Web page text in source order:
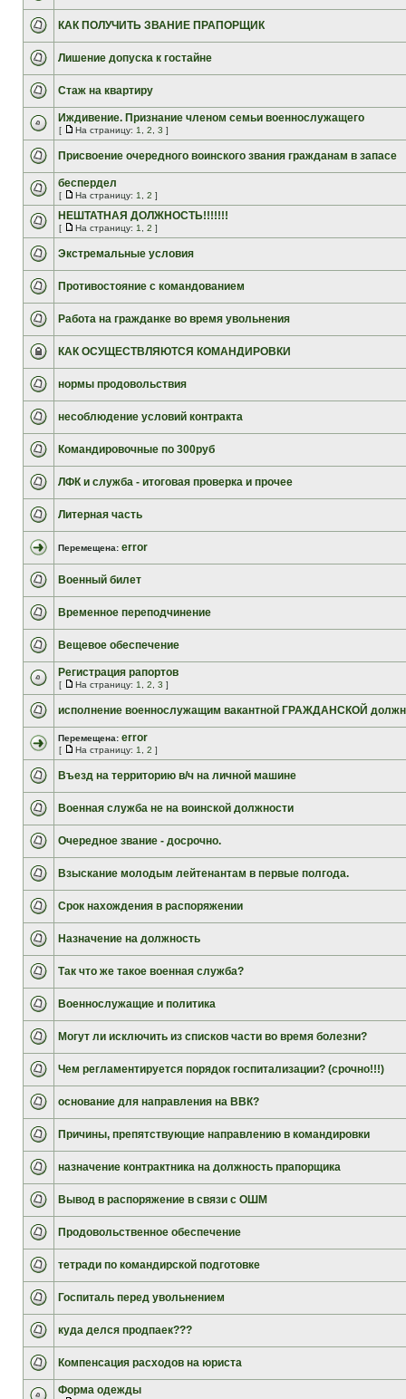
КАК ПОЛУЧИТЬ ЗВАНИЕ ПРАПОРЩИК
Лишение допуска к гостайне
Стаж на квартиру
Иждивение. Признание членом семьи военнослужащего
[ На страницу: 1 2 3 ]
Присвоение очередного воинского звания гражданам в запасе
беспердел
[ На страницу: 1 2 ]
НЕШТАТНАЯ ДОЛЖНОСТЬ!!!!!!!
[ На страницу: 1 2 ]
Экстремальные условия
Противостояние с командованием
Работа на гражданке во время увольнения
КАК ОСУЩЕСТВЛЯЮТСЯ КОМАНДИРОВКИ
нормы продовольствия
несоблюдение условий контракта
Командировочные по 300руб
ЛФК и служба - итоговая проверка и прочее
Литерная часть
Перемещена: error
Военный билет
Временное переподчинение
Вещевое обеспечение
Регистрация рапортов
[ На страницу: 1 2 3 ]
исполнение военнослужащим вакантной ГРАЖДАНСКОЙ
Перемещена: error
[ На страницу: 1 2 ]
Въезд на территорию в/ч на личной машине
Военная служба не на воинской должности
Очередное звание - досрочно.
Взыскание молодым лейтенантам в первые полгода.
Срок нахождения в распоряжении
Назначение на должность
Так что же такое военная служба?
Военнослужащие и политика
Могут ли исключить из списков части во время болезни?
Чем регламентируется порядок госпитализации? (срочно!!!)
основание для направления на ВВК?
Причины, препятствующие направлению в командировки
назначение контрактника на должность прапорщика
Вывод в распоряжение в связи с ОШМ
Продовольственное обеспечение
тетради по командирской подготовке
Госпиталь перед увольнением
куда делся продпаек???
Компенсация расходов на юриста
Форма одежды